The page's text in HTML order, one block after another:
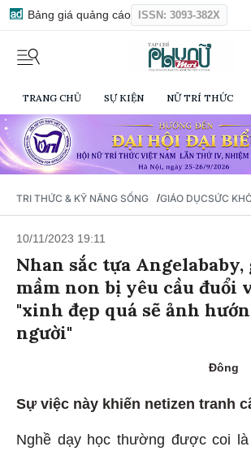
Bảng giá quảng cáo ISSN: 3093-382X
TRANG CHỦ SỰ KIỆN NỮ TRÍ THỨC
TRI THỨC & KỸ NĂNG SỐNG /GIÁO DỤCSỨC
10/11/2023 19:11
Nhan sắc tựa
mầm non bị yêu cầu đuổi
"xinh đẹp quá sẽ ảnh
người"
Đông
Sự việc này khiến netizen tranh
Nghề dạy học thường được coi